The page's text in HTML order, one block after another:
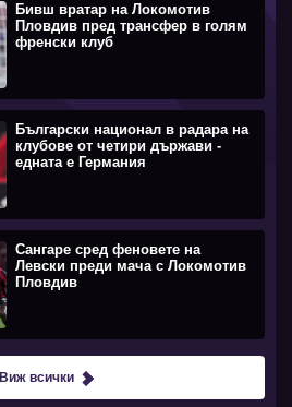
Бивш вратар на Локомотив
Пловдив пред трансфер в голям
френски клуб
Български национал в радара на
клубове от четири държави -
едната е Германия
Сангаре сред феновете на
Левски преди мача с Локомотив
Пловдив
Виж всички